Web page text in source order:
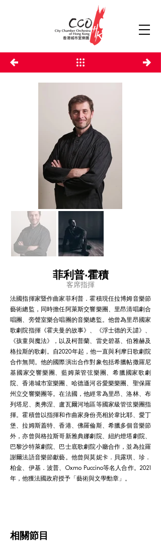
菲利普‧霍積
客席指揮
法國指揮家暨作曲家菲利普．霍積現任拉博姆音樂節
藝術總監，同時擔任阿萊斯交響樂團、里昂清唱劇合
唱團、旁聲室樂合唱團的音樂總監。他曾為里昂國家
歌劇院指揮《霍夫曼的故事》、《浮士德的天譴》、
《孩童與魔法》，以及柯普蘭、雷史碧基、伯雅赫及
格拉斯的歌劇。自2020年起，他一直與利摩日歌劇院
合作無間。他的國際演出合作對象包括希臘帖撒羅尼
基國家交響樂團、藍姆萊管弦樂團、希臘國家歌劇
院、香港城市室樂團、哈德遜河谷愛樂樂團、聖保羅
州立交響樂團等。在法國，他經常為里昂、洛林、布
列塔尼、奥弗涅、盧瓦爾河地區等國家級管弦樂團指
揮。霍積曾以指揮和作曲家身份亮相於韋比耶、愛丁
堡、拉姆斯蓋特、香港、佛羅倫斯、希臘多個音樂節
外，亦曾與格拉斯哥新雅典娜劇院、紐約燈塔劇院、
巴黎沙特萊劇院、巴士底歌劇院小廳合作，並為拉羅
謝爾法語音樂節獻藝。他曾與莫妮卡．貝露琪、珍．
柏金、伊基．波普、Oxmo Puccino等名人合作。2021
年，他獲法國政府授予「藝術與文學勳章」。
相關節目